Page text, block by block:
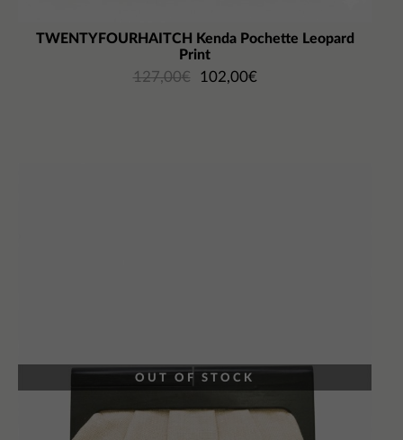
TWENTYFOURHAITCH Kenda Pochette Leopard
Print
127,00€ 102,00€
OUT OF STOCK